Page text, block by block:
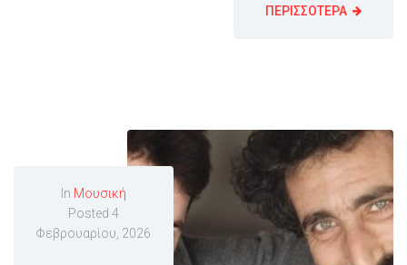
ΠΕΡΙΣΣΟΤΕΡΑ
In Μουσική
Posted 4
Φεβρουαρίου, 2026